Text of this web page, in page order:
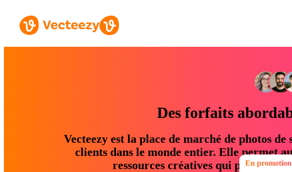
Des forfaits
Vecteezy est la place de marché de photos
clients dans le monde entier. Elle permet
ressources créatives qui
En promotion